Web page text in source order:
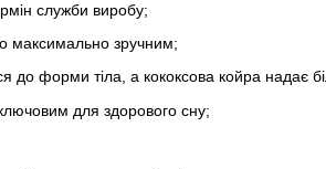
служби виробу;
максимально зручним;
форми тіла, а кококсова койра надає
для здорового сну;